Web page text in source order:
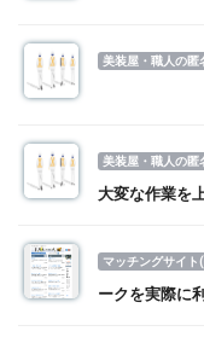
美装屋・職人の匿
美装屋・職人の匿
大変な作業を
マッチングサイト
ークを実際に